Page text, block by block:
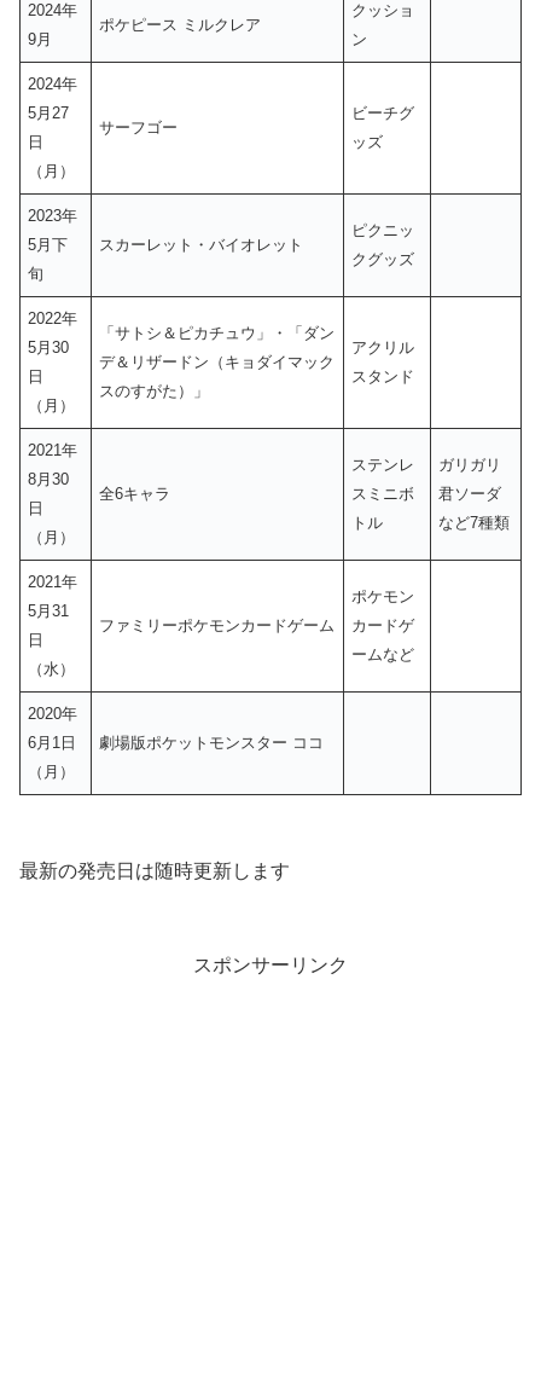
2024年
9月
ポケピース ミルクレア
クッショ
ン
2024年
5月27
日
（月）
サーフゴー
ビーチグ
ッズ
2023年
5月下
旬
スカーレット・バイオレット
ピクニッ
クグッズ
2022年
5月30
日
（月）
「サトシ＆ピカチュウ」・「ダン
デ＆リザードン（キョダイマック
スのすがた）」
アクリル
スタンド
2021年
8月30
日
（月）
全6キャラ
ステンレ
スミニボ
トル
ガリガリ
君ソーダ
など7種類
2021年
5月31
日
（水）
ファミリーポケモンカードゲーム
ポケモン
カードゲ
ームなど
2020年
6月1日
（月）
劇場版ポケットモンスター ココ
最新の発売日は随時更新します
スポンサーリンク